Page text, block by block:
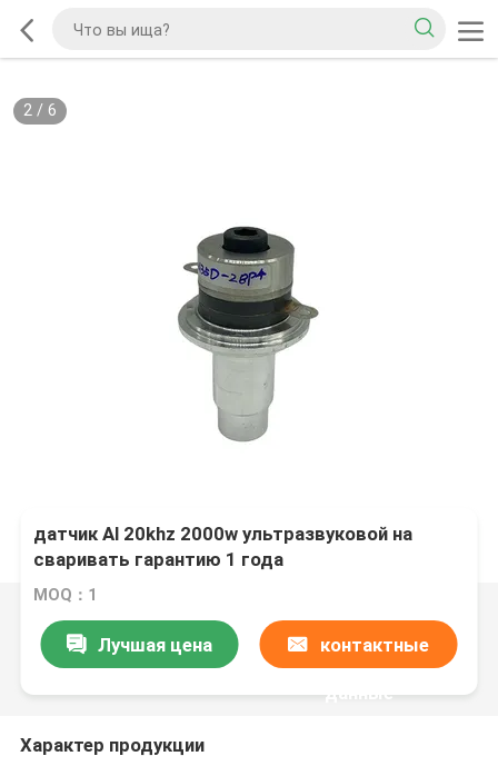
2/ 6
датчик Al 20khz 2000w ультразвуковой на
сваривать гарантию 1 года
MOQ：1
Лучшая цена контактные
данные
Характер продукции